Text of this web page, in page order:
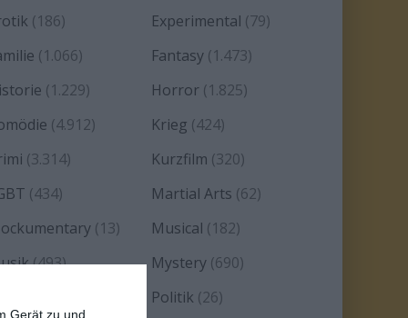
Gerät zu und
(186) Experimental (79)
(1.066) Fantasy (1.473)
(1.229) Horror (1.825)
(4.912) Krieg (424)
(3.314) Kurzfilm (320)
(434) Martial Arts (62)
(13) Musical (182)
(493) Mystery (690)
Politik (26)